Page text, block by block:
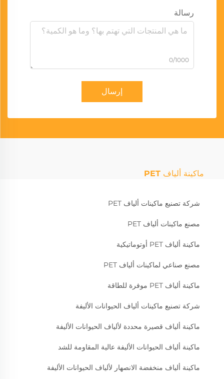
رسالة
0/1000
إرسال
ماكينة ألياف PET
شركة تصنيع ماكينات ألياف PET
مصنع ماكينات ألياف PET
ماكينة ألياف PET أوتوماتيكية
مصنع صناعي لماكينات ألياف PET
ماكينة ألياف PET موفرة للطاقة
شركة تصنيع ماكينات ألياف الحيوانات الأليفة
ماكينة ألياف قصيرة محددة لألياف الحيوانات الأليفة
ماكينة ألياف الحيوانات الأليفة عالية المقاومة للشد
ماكينة ألياف منخفضة الانصهار لألياف الحيوانات الأليفة